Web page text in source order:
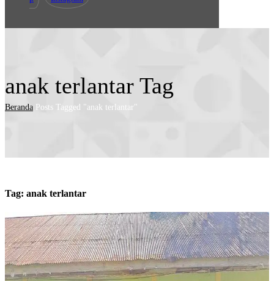
anak terlantar Tag
Beranda Posts Tagged "anak terlantar"
Tag: anak terlantar